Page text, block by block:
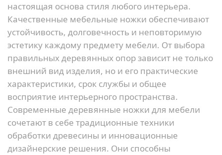
настоящая основа стиля любого интерьера.
Качественные мебельные ножки обеспечивают
устойчивость, долговечность и неповторимую
эстетику каждому предмету мебели. От выбора
правильных деревянных опор зависит не только
внешний вид изделия, но и его практические
характеристики, срок службы и общее
восприятие интерьерного пространства.
Современные деревянные ножки для мебели
сочетают в себе традиционные техники
обработки древесины и инновационные
дизайнерские решения. Они способны